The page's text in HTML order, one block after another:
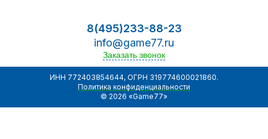
8(495)233-88-23
info@game77.ru
Заказать звонок
ИНН 772403854644, ОГРН 319774600021860.
Политика конфиденциальности
© 2026 «Game77»